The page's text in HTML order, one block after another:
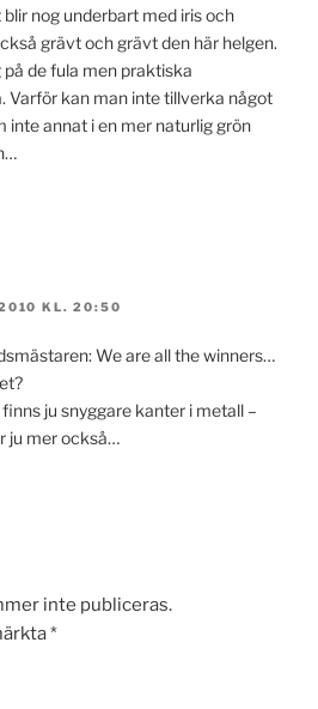
nog underbart med iris och
grävt och grävt den här helgen.
de fula men praktiska
Varför kan man inte tillverka något
inte annat i en mer naturlig grön
2010 KL. 20:50
We are all the winners…
ju snyggare kanter i metall –
ju mer också…
inte publiceras.
*